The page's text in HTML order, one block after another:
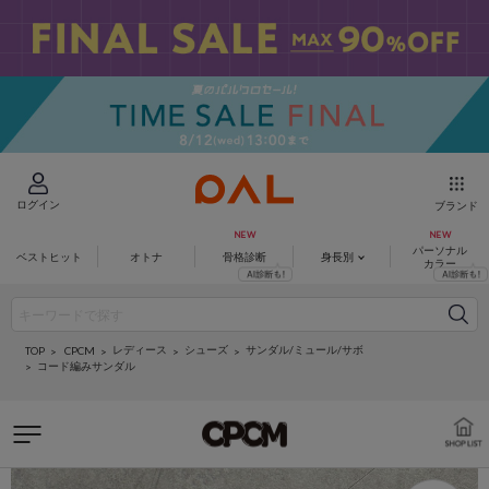
ログイン ブランド
ベストヒット オトナ 骨格診断 身長別
パーソナル
カラー
TOP CPCM レディース シューズ
サンダル/ミュール/サボ
コード編みサンダル